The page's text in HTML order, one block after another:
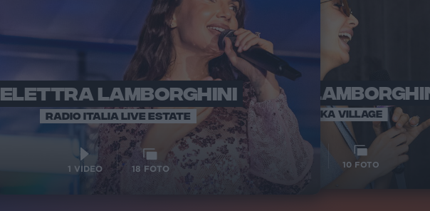
ELETTRA LAMBORGHINI
RADIO ITALIA LIVE ESTATE
1 VIDEO 18 FOTO
ELETTRA
VOI TANKA VILLAGE
10 FOTO
VOI